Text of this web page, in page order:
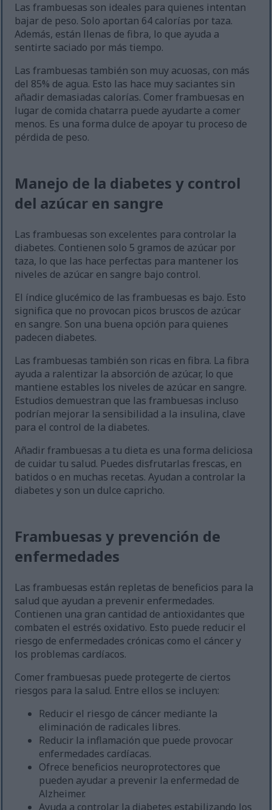
Las frambuesas son ideales para quienes intentan
bajar de peso. Solo aportan 64 calorías por taza.
Además, están llenas de fibra, lo que ayuda a
sentirte saciado por más tiempo.
Las frambuesas también son muy acuosas, con más
del 85% de agua. Esto las hace muy saciantes sin
añadir demasiadas calorías. Comer frambuesas en
lugar de comida chatarra puede ayudarte a comer
menos. Es una forma dulce de apoyar tu proceso de
pérdida de peso.
Manejo de la diabetes y control
del azúcar en sangre
Las frambuesas son excelentes para controlar la
diabetes. Contienen solo 5 gramos de azúcar por
taza, lo que las hace perfectas para mantener los
niveles de azúcar en sangre bajo control.
El índice glucémico de las frambuesas es bajo. Esto
significa que no provocan picos bruscos de azúcar
en sangre. Son una buena opción para quienes
padecen diabetes.
Las frambuesas también son ricas en fibra. La fibra
ayuda a ralentizar la absorción de azúcar, lo que
mantiene estables los niveles de azúcar en sangre.
Estudios demuestran que las frambuesas incluso
podrían mejorar la sensibilidad a la insulina, clave
para el control de la diabetes.
Añadir frambuesas a tu dieta es una forma deliciosa
de cuidar tu salud. Puedes disfrutarlas frescas, en
batidos o en muchas recetas. Ayudan a controlar la
diabetes y son un dulce capricho.
Frambuesas y prevención de
enfermedades
Las frambuesas están repletas de beneficios para la
salud que ayudan a prevenir enfermedades.
Contienen una gran cantidad de antioxidantes que
combaten el estrés oxidativo. Esto puede reducir el
riesgo de enfermedades crónicas como el cáncer y
los problemas cardíacos.
Comer frambuesas puede protegerte de ciertos
riesgos para la salud. Entre ellos se incluyen:
Reducir el riesgo de cáncer mediante la
eliminación de radicales libres.
Reducir la inflamación que puede provocar
enfermedades cardíacas.
Ofrece beneficios neuroprotectores que
pueden ayudar a prevenir la enfermedad de
Alzheimer.
Ayuda a controlar la diabetes estabilizando los